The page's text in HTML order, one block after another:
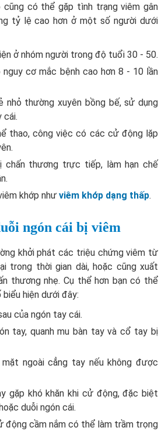
có thể gặp tình trạng viêm gân
tỷ lệ cao hơn ở một số người dưới
ở nhóm người trong độ tuổi 30 - 50.
nguy cơ mắc bệnh cao hơn 8 - 10 lần
nhỏ thường xuyên bồng bế, sử dụng
cái.
thao, công việc có các cử động lặp
chấn thương trực tiếp, làm hạn chế
khớp như viêm khớp dạng thấp.
ngón cái bị viêm
khởi phát các triệu chứng viêm từ
trong thời gian dài, hoặc cũng xuất
thương nhẹ. Cụ thể hơn bạn có thể
hiện dưới đây:
của ngón tay cái.
tay, quanh mu bàn tay và cổ tay bị
ngoài cẳng tay nếu không được
gặp khó khăn khi cử động, đặc biệt
duỗi ngón cái.
động cầm nắm có thể làm trầm trọng